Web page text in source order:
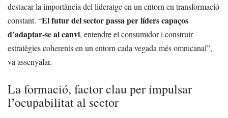
destacar la importància del lideratge en un entorn en transformació
constant. “El futur del sector passa per líders capaços
d’adaptar-se al canvi, entendre el consumidor i construir
estratègies coherents en un entorn cada vegada més omnicanal”,
va assenyalar.
La formació, factor clau per impulsar
l’ocupabilitat al sector